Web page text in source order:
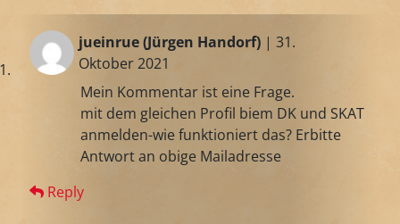
jueinrue (Jürgen Handorf) | 31.
Oktober 2021
Mein Kommentar ist eine Frage.
mit dem gleichen Profil biem DK und SKAT
anmelden-wie funktioniert das? Erbitte
Antwort an obige Mailadresse
Reply